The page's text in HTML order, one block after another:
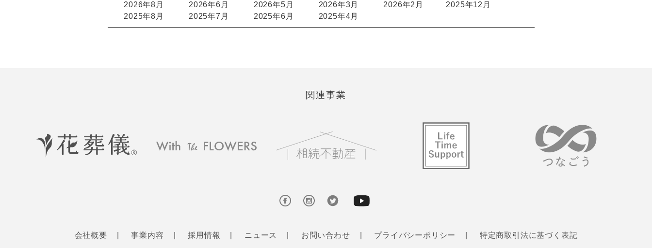
2026年8月 2026年6月 2026年5月 2026年3月 2026年2月
2025年12月
2025年8月
2025年7月 2025年6月 2025年4月
関連事業
会社概要 事業内容 採用情報 ニュース お問い合わせ プライバシーポリシー 特定商取引法に基づく表記